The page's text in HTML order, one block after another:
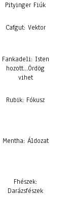
Pityinger Fiúk
Cafgut: Vektor
Fankadeli: Isten
hozott…Ördög
vihet
Rubik: Fókusz
Mentha: Áldozat
Fhészek:
Darázsfészek